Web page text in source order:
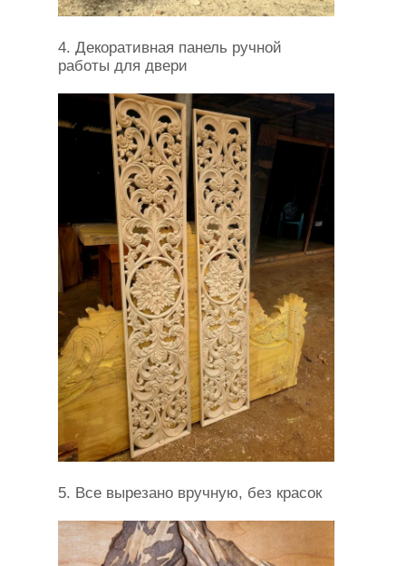
4. Декоративная панель ручной
работы для двери
5. Все вырезано вручную, без красок